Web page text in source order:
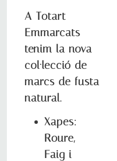
A Totart
Emmarcats
tenim la nova
col·lecció de
marcs de fusta
natural.
Xapes:
Roure,
Faig i